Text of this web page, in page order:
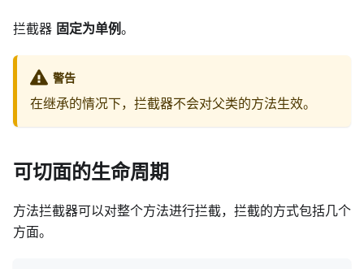
拦截器 固定为单例。
警告
在继承的情况下，拦截器不会对父类的方法生效。
可切面的生命周期
方法拦截器可以对整个方法进行拦截，拦截的方式包括几个
方面。